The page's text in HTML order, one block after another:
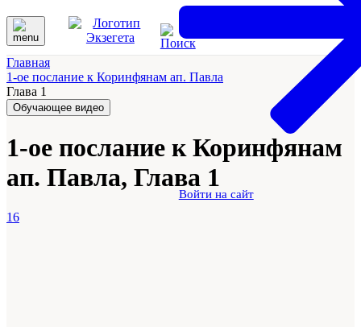
Войти на сайт
Главная
1-ое послание к Коринфянам ап. Павла
Глава 1
Обучающее видео
1-ое послание к Коринфянам
ап. Павла, Глава 1
16